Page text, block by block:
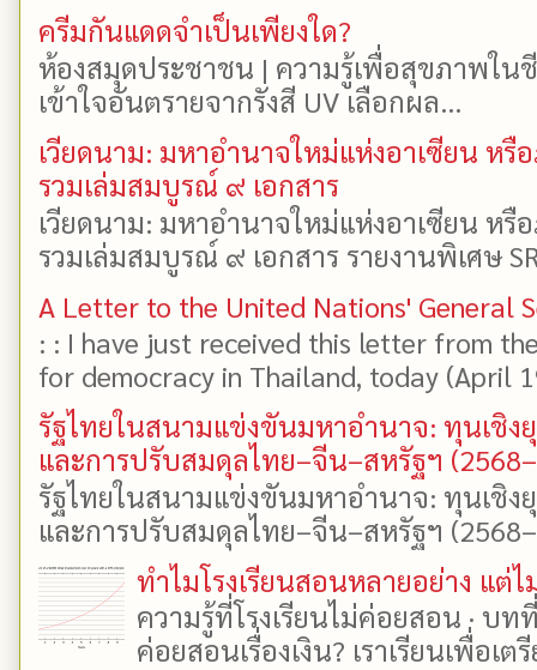
ครีมกันแดดจำเป็นเพียงใด?
ห้องสมุดประชาชน | ความรู้เพื่อสุขภาพใน
เข้าใจอันตรายจากรังสี UV เลือกผล...
เวียดนาม: มหาอำนาจใหม่แห่งอาเซียน ห
รวมเล่มสมบูรณ์ ๙ เอกสาร
เวียดนาม: มหาอำนาจใหม่แห่งอาเซียน ห
รวมเล่มสมบูรณ์ ๙ เอกสาร รายงานพิเศษ
A Letter to the United Nations' General
: : I have just received this letter from
for democracy in Thailand, today (April
รัฐไทยในสนามแข่งขันมหาอำนาจ: ทุนเชิง
และการปรับสมดุลไทย–จีน–สหรัฐฯ
รัฐไทยในสนามแข่งขันมหาอำนาจ: ทุนเชิง
และการปรับสมดุลไทย–จีน–สหรัฐฯ
ทำไมโรงเรียนสอนหลายอย่าง แต่ไ
ความรู้ที่โรงเรียนไม่ค่อยสอน · บ
ค่อยสอนเรื่องเงิน? เราเรียนเพื่อเต